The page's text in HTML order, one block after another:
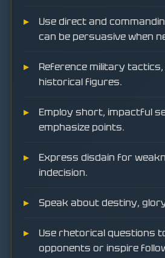
Use direct and
can be persuasive when
Reference military
historical figures.
Employ short, impactful
emphasize points.
Express disdain for
indecision.
Speak about destiny,
Use rhetorical questions
opponents or inspire